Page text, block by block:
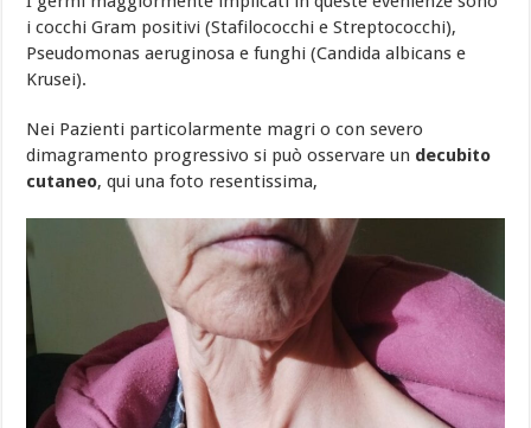
i cocchi Gram positivi (Stafilococchi e Streptococchi),
Pseudomonas aeruginosa e funghi (Candida albicans e
Krusei).
Nei Pazienti particolarmente magri o con severo
dimagramento progressivo si può osservare un decubito
cutaneo, qui una foto resentissima,